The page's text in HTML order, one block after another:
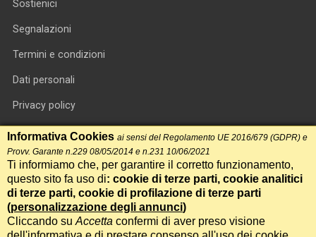
Sostienici
Segnalazioni
Termini e condizioni
Dati personali
Privacy policy
Informativa cookie
RSS feed
RSS Top News
Contatti
Informativa Cookies ai sensi del Regolamento UE 2016/679 (GDPR) e
Provv. Garante n.229 08/05/2014 e n.231 10/06/2021
Ti informiamo che, per garantire il corretto funzionamento,
questo sito fa uso di: cookie di terze parti, cookie analitici
di terze parti, cookie di profilazione di terze parti
(personalizzazione degli annunci)
Cliccando su Accetta confermi di aver preso visione